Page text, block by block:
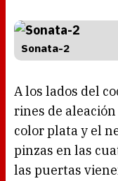
Sonata-2
A los lados del
rines de
color plata y el
pinzas en las
las puertas